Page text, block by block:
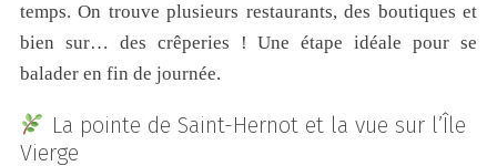
temps. On trouve plusieurs restaurants, des boutiques et
bien sur… des crêperies ! Une étape idéale pour se
balader en fin de journée.
La pointe de Saint-Hernot et la vue sur l’Île
Vierge